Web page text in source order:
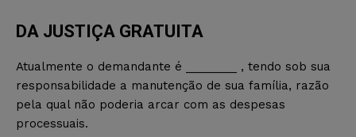
DA JUSTIÇA GRATUITA
Atualmente o demandante é ________ , tendo sob sua
responsabilidade a manutenção de sua família, razão
pela qual não poderia arcar com as despesas
processuais.